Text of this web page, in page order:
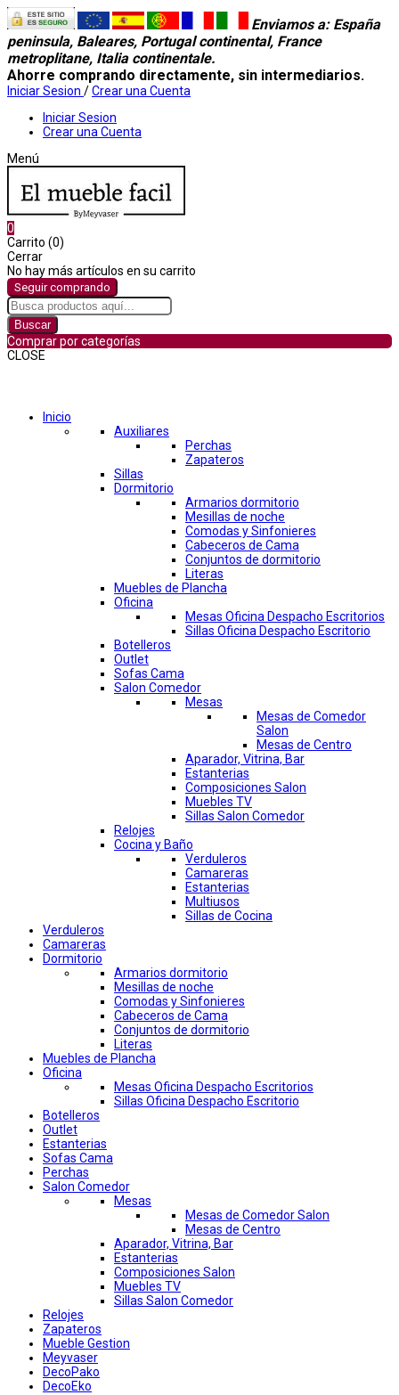
Enviamos a: España
peninsula, Baleares, Portugal continental, France
metroplitane, Italia continentale.
Ahorre comprando directamente, sin intermediarios.
Iniciar Sesion /Crear una Cuenta
Iniciar Sesion
Crear una Cuenta
Menú
0
Carrito (0)
Cerrar
No hay más artículos en su carrito
Seguir comprando
Buscar
Comprar por categorías
CLOSE
Inicio
Auxiliares
Perchas
Zapateros
Sillas
Dormitorio
Armarios dormitorio
Mesillas de noche
Comodas y Sinfonieres
Cabeceros de Cama
Conjuntos de dormitorio
Literas
Muebles de Plancha
Oficina
Mesas Oficina Despacho Escritorios
Sillas Oficina Despacho Escritorio
Botelleros
Outlet
Sofas Cama
Salon Comedor
Mesas
Mesas de Comedor
Salon
Mesas de Centro
Aparador, Vitrina, Bar
Estanterias
Composiciones Salon
Muebles TV
Sillas Salon Comedor
Relojes
Cocina y Baño
Verduleros
Camareras
Estanterias
Multiusos
Sillas de Cocina
Verduleros
Camareras
Dormitorio
Armarios dormitorio
Mesillas de noche
Comodas y Sinfonieres
Cabeceros de Cama
Conjuntos de dormitorio
Literas
Muebles de Plancha
Oficina
Mesas Oficina Despacho Escritorios
Sillas Oficina Despacho Escritorio
Botelleros
Outlet
Estanterias
Sofas Cama
Perchas
Salon Comedor
Mesas
Mesas de Comedor Salon
Mesas de Centro
Aparador, Vitrina, Bar
Estanterias
Composiciones Salon
Muebles TV
Sillas Salon Comedor
Relojes
Zapateros
Mueble Gestion
Meyvaser
DecoPako
DecoEko